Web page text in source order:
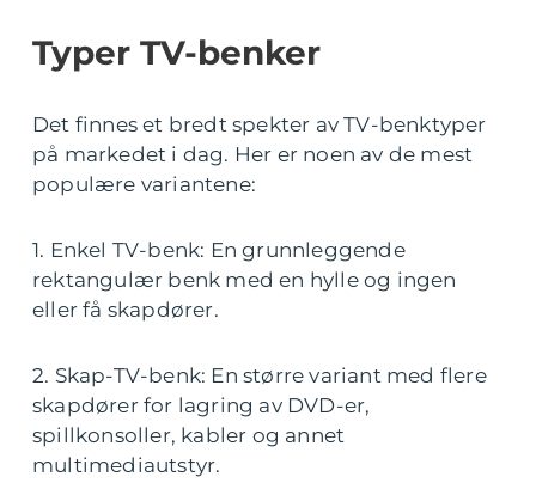
Typer TV-benker
Det finnes et bredt spekter av TV-benktyper
på markedet i dag. Her er noen av de mest
populære variantene:
1. Enkel TV-benk: En grunnleggende
rektangulær benk med en hylle og ingen
eller få skapdører.
2. Skap-TV-benk: En større variant med flere
skapdører for lagring av DVD-er,
spillkonsoller, kabler og annet
multimediautstyr.